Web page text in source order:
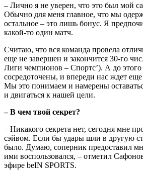
– Лично я не уверен, что это был мой
Обычно для меня главное, что мы
остальное – это лишь бонус. Я
какой-то один матч.
Считаю, что вся команда провела
еще не завершен и закончится 30-го
Лиги чемпионов – Спортс’). А до
сосредоточены, и впереди нас ждет
Мы это понимаем и намерены
и двигаться к нашей цели.
– В чем твой секрет?
– Никакого секрета нет, сегодня мне
сэйвом. Если бы удары шли в другую
было. Думаю, соперник предоставил
ими воспользовался, – отметил
эфире beIN SPORTS.